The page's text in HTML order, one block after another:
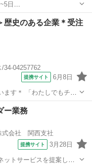
09:00~18:00 月/
歴史のある企業＊受注
34-04257762
提携サイト 6月8日
でもチャ
じめて・・」 そんな不安
ー業務
式会社 関西支社
提携サイト 3月28日
トサービスを提案しま